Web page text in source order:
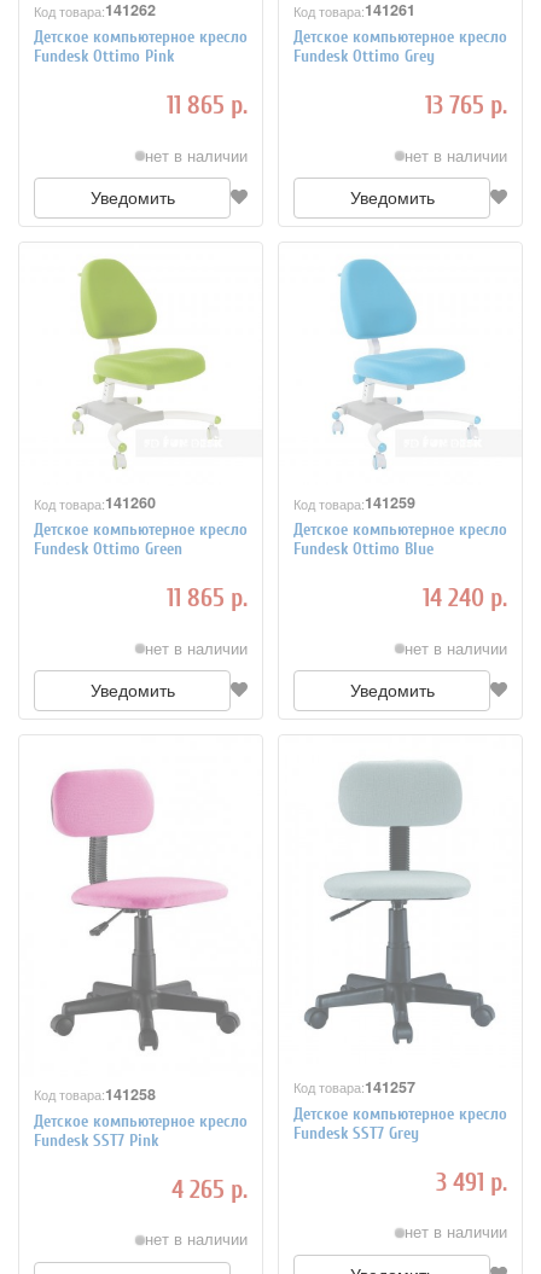
Код товара:141262
Детское компьютерное кресло
Fundesk Ottimo Pink
11 865 р.
нет в наличии
Уведомить
Код товара:141261
Детское компьютерное кресло
Fundesk Ottimo Grey
13 765 р.
нет в наличии
Уведомить
Код товара:141260
Детское компьютерное кресло
Fundesk Ottimo Green
11 865 р.
нет в наличии
Уведомить
Код товара:141259
Детское компьютерное кресло
Fundesk Ottimo Blue
14 240 р.
нет в наличии
Уведомить
Код товара:141258
Детское компьютерное кресло
Fundesk SST7 Pink
4 265 р.
нет в наличии
Код товара:141257
Детское компьютерное кресло
Fundesk SST7 Grey
3 491 р.
нет в наличии